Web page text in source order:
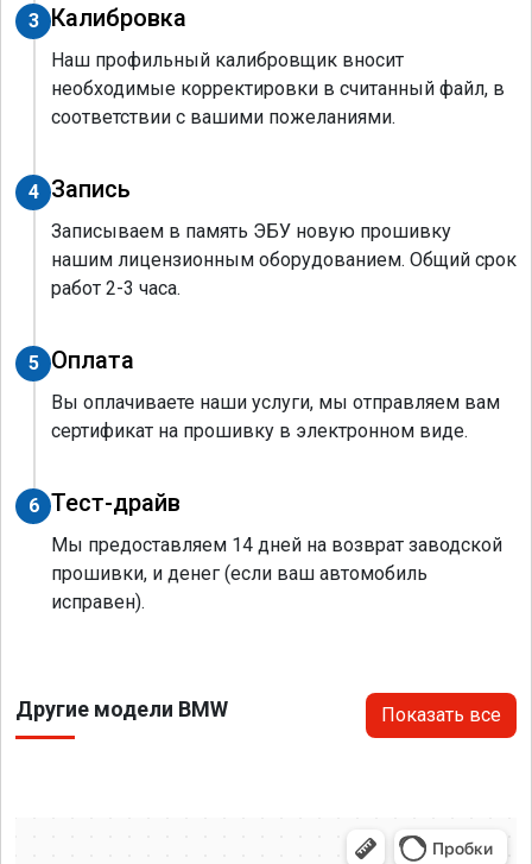
3 Калибровка
Наш профильный калибровщик вносит
необходимые корректировки в считанный файл, в
соответствии с вашими пожеланиями.
4 Запись
Записываем в память ЭБУ новую прошивку
нашим лицензионным оборудованием. Общий срок
работ 2-3 часа.
5 Оплата
Вы оплачиваете наши услуги, мы отправляем вам
сертификат на прошивку в электронном виде.
6 Тест-драйв
Мы предоставляем 14 дней на возврат заводской
прошивки, и денег (если ваш автомобиль
исправен).
Другие модели BMW Показать все